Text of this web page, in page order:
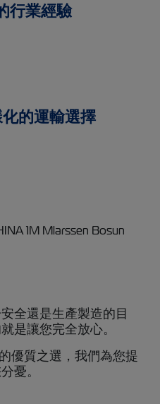
行業經驗
的運輸選擇
全還是生產製造的目
是讓您完全放心。
優質之選，我們為您提
憂。